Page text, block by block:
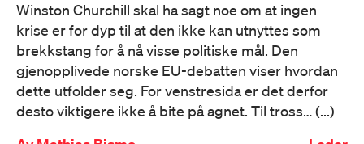
Winston Churchill skal ha sagt noe om at ingen
krise er for dyp til at den ikke kan utnyttes som
brekkstang for å nå visse politiske mål. Den
gjenopplivede norske EU-debatten viser hvordan
dette utfolder seg. For venstresida er det derfor
desto viktigere ikke å bite på agnet. Til tross… (...)